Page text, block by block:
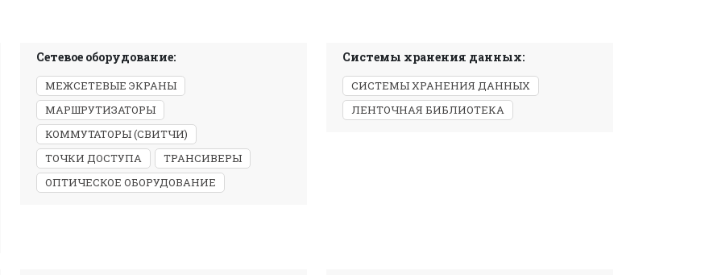
Сетевое оборудование:
МЕЖСЕТЕВЫЕ ЭКРАНЫ
МАРШРУТИЗАТОРЫ
КОММУТАТОРЫ (СВИТЧИ)
ТОЧКИ ДОСТУПА
ТРАНСИВЕРЫ
ОПТИЧЕСКОЕ ОБОРУДОВАНИЕ
Системы хранения данных:
СИСТЕМЫ ХРАНЕНИЯ ДАННЫХ
ЛЕНТОЧНАЯ БИБЛИОТЕКА